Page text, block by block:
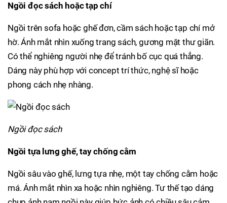
Ngồi đọc sách hoặc tạp chí
Ngồi trên sofa hoặc ghế đơn, cầm sách hoặc tạp chí mở
hờ. Ánh mắt nhìn xuống trang sách, gương mặt thư giãn.
Có thể nghiêng người nhẹ để tránh bố cục quá thẳng.
Dáng này phù hợp với concept trí thức, nghệ sĩ hoặc
phong cách nhẹ nhàng.
Ngồi đọc sách
Ngồi tựa lưng ghế, tay chống cằm
Ngồi sâu vào ghế, lưng tựa nhẹ, một tay chống cằm hoặc
má. Ánh mắt nhìn xa hoặc nhìn nghiêng. Tư thế tạo dáng